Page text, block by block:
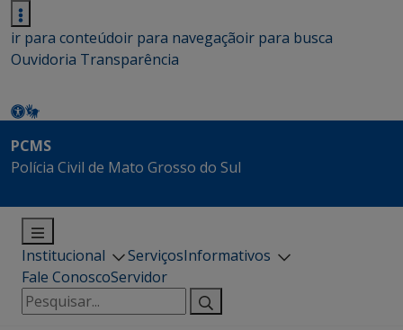
ir para conteúdoir para navegaçãoir para busca
Ouvidoria Transparência
PCMS
Polícia Civil de Mato Grosso do Sul
Institucional ServiçosInformativos
Fale ConoscoServidor
Pesquisar
por: